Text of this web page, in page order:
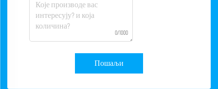
0/1000
Пошаљи